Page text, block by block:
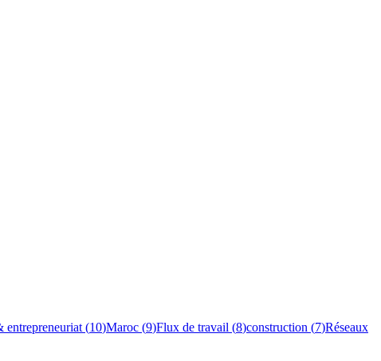
entrepreneuriat (10)Maroc (9)Flux de travail (8)construction (7)Réseaux